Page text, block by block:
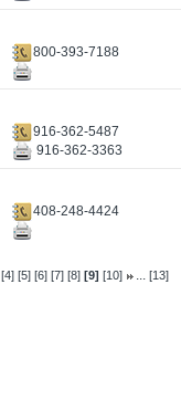
800-393-7188
916-362-5487
916-362-3363
408-248-4424
[4] [5] [6] [7] [8] [9] [10] ...[13]